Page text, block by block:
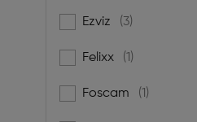
Ezviz (3)
Filtern nach Marke: Ezviz
Felixx (1)
Filtern nach Marke:
Foscam (1)
Filtern nach Marke: